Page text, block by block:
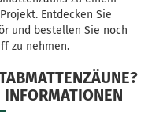
Entdecken Sie
und bestellen Sie noch
zu nehmen.
INFORMATIONEN